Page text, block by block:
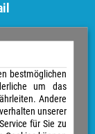
bestmöglichen
um das
Andere
unserer
für Sie zu